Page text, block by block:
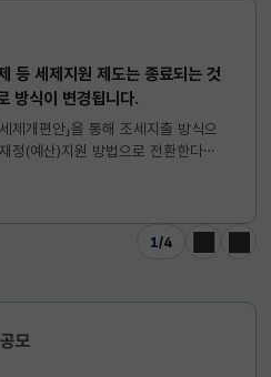
등 세제지원 제도는 종료되는 것
방식이 변경됩니다.
제개편안」을 통해 조세지출 방식으
정(예산)지원 방법으로 전환한다고
1/4
이전 다음
공모